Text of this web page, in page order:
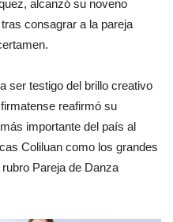
alcanzó su noveno
consagrar a la pareja
ser testigo del brillo creativo
reafirmó su
importante del país al
Coliluan como los grandes
Pareja de Danza